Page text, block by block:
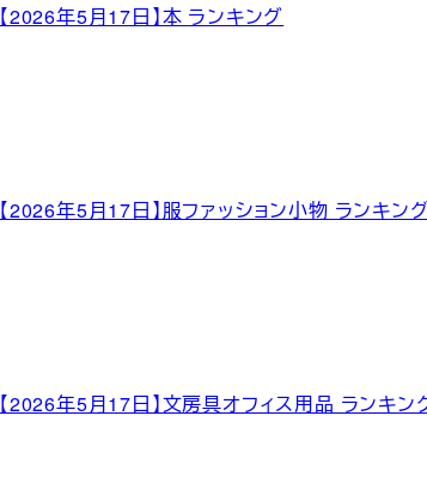
【2026年5月17日】本 ランキング
【2026年5月17日】服ファッション小物 ランキン
【2026年5月17日】文房具オフィス用品 ランキン